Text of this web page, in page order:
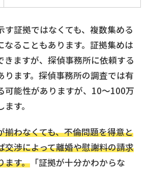
す証拠ではなくても、複数集める
なることもあります。証拠集めは
きますが、探偵事務所に依頼する
ります。探偵事務所の調査では有
可能性がありますが、10～100万
す。
揃わなくても、不倫問題を得意と
交渉によって離婚や慰謝料の請求
ます。 「証拠が十分かわからな